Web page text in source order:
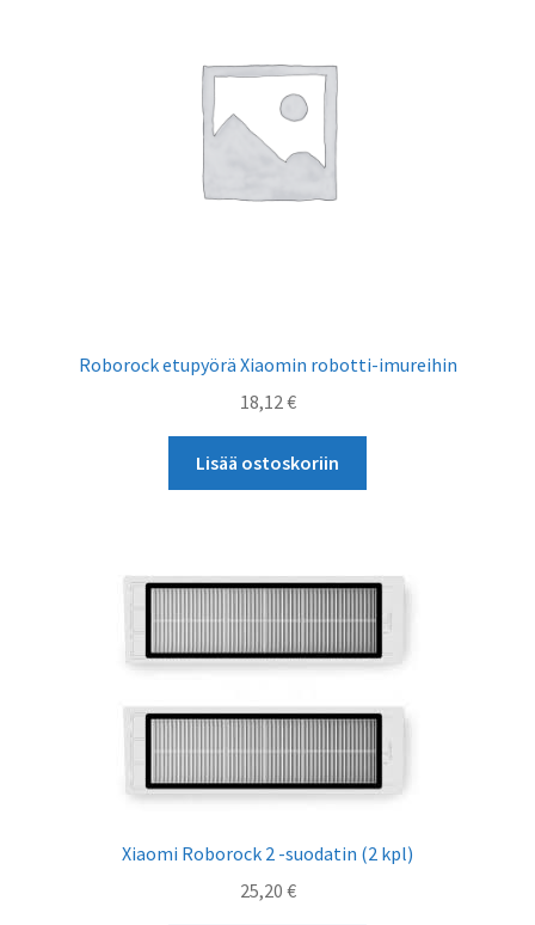
Roborock etupyörä Xiaomin robotti-imureihin
18,12 €
Lisää ostoskoriin
Xiaomi Roborock 2 -suodatin (2 kpl)
25,20 €